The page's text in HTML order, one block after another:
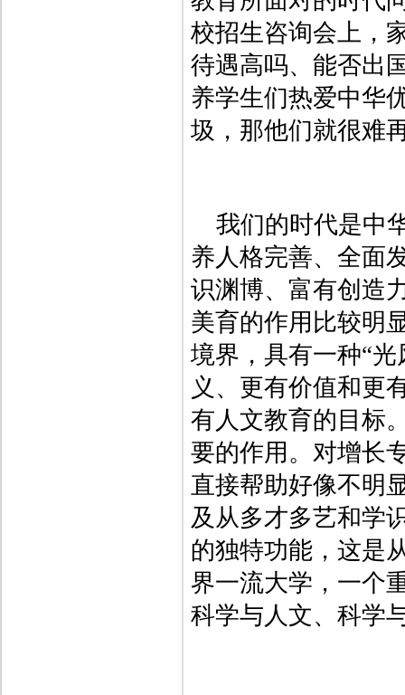
校招生咨询会上，
待遇高吗、能否出
养学生们热爱中华
圾，那他们就很难
我们的时代是中
养人格完善、全面
识渊博、富有创造
美育的作用比较明
境界，具有一种“
义、更有价值和更
有人文教育的目标
要的作用。对增长
直接帮助好像不明
及从多才多艺和学
的独特功能，这是
界一流大学，一个
科学与人文、科学